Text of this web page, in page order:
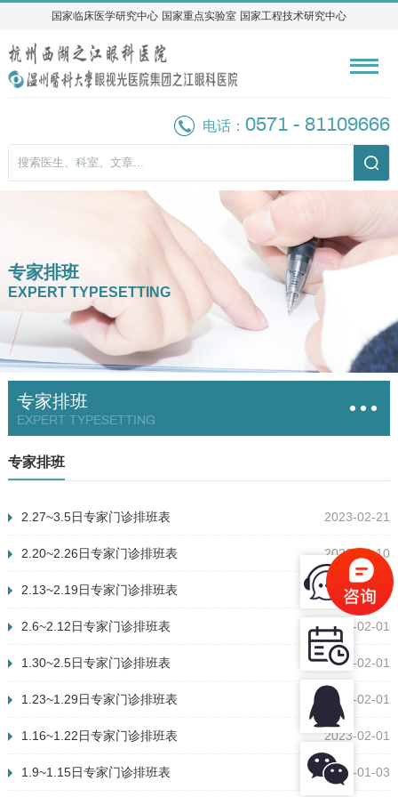
国家临床医学研究中心 国家重点实验室 国家工程技术研究中心
国家临床医学研究中心 国家重点实验室 国家工程技术研究中心
电话：0571 - 81109666
专家排班
EXPERT TYPESETTING
专家排班
EXPERT TYPESETTING
专家排班
2023-02-21
2.27~3.5日专家门诊排班表
2023-02-10
2.20~2.26日专家门诊排班表
2023-02-06
2.13~2.19日专家门诊排班表
2023-02-01
2.6~2.12日专家门诊排班表
2023-02-01
1.30~2.5日专家门诊排班表
2023-02-01
1.23~1.29日专家门诊排班表
2023-02-01
1.16~1.22日专家门诊排班表
2023-01-03
1.9~1.15日专家门诊排班表